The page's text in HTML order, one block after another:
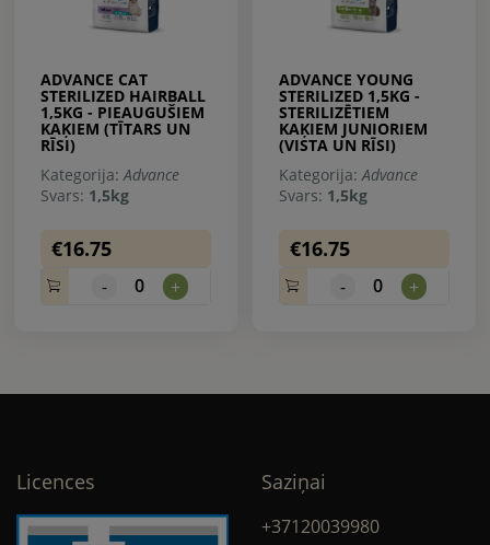
ADVANCE CAT
STERILIZED HAIRBALL
1,5KG - PIEAUGUŠIEM
KAĶIEM (TĪTARS UN
RĪSI)
Kategorija:Advance
Svars: 1,5kg
€16.75
- 0 +
ADVANCE YOUNG
STERILIZED 1,5KG -
STERILIZĒTIEM
KAĶIEM JUNIORIEM
(VISTA UN RĪSI)
Kategorija:Advance
Svars: 1,5kg
€16.75
- 0 +
Licences Saziņai
+37120039980